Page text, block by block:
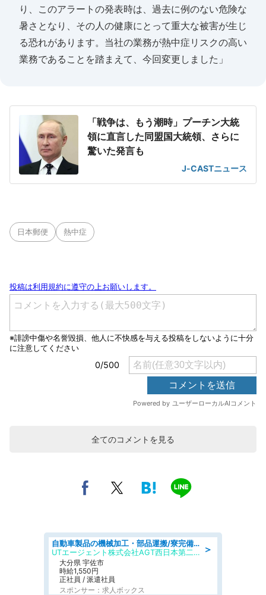
り、このアラートの発表時は、過去に例のない危険な
暑さとなり、その人の健康にとって重大な被害が生じ
る恐れがあります。当社の業務が熱中症リスクの高い
業務であることを踏まえて、今回変更しました」
「戦争は、もう潮時」プーチン大統
領に直言した同盟国大統領、さらに
驚いた発言も
J-CASTニュース
日本郵便 熱中症
全てのコメントを見る
＞
自動車製品の機械加工・部品運搬/寮完備/日払い/工場・製造
UTエージェント株式会社AGT西日本第二CU
大分県 宇佐市
時給1,550円
正社員 / 派遣社員
スポンサー：求人ボックス